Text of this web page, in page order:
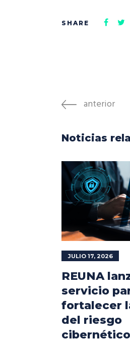
anterior
Noticias
JULIO 17, 2026
REUNA
servicio
fortalecer
del riesgo
cibernético